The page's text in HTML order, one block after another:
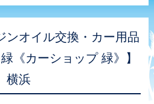
ンオイル交換・カー用品
《カーショップ 緑》】
横浜